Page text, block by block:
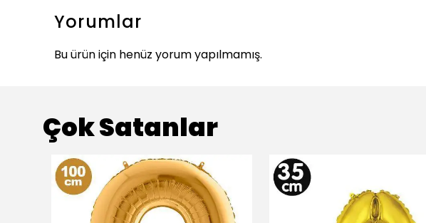
Yorumlar
Bu ürün için henüz yorum yapılmamış.
Çok Satanlar